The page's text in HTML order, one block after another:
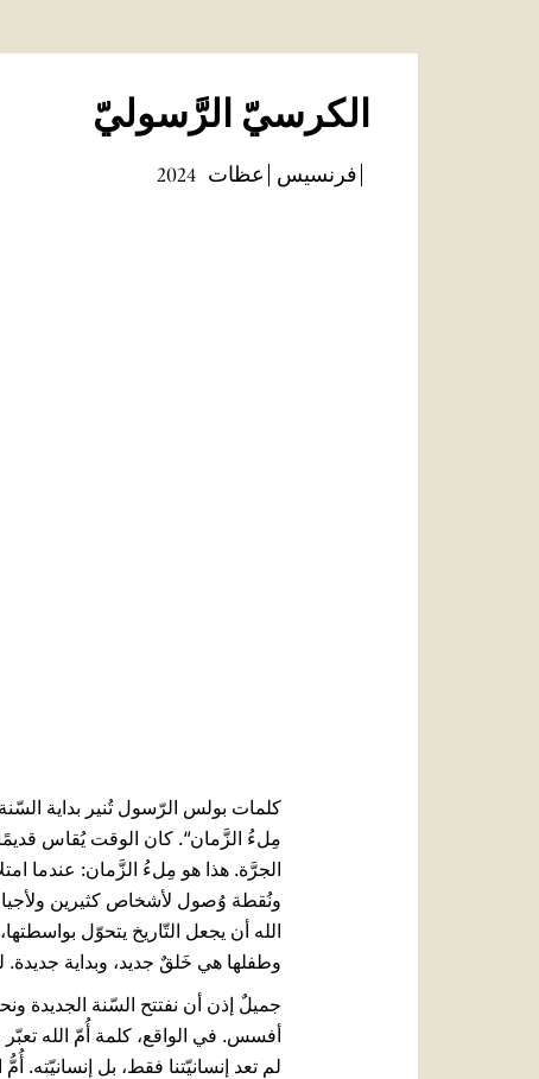
الكرسيّ الرَّسوليّ
فرنسيس عظات 2024
مِلءُ الزَّمان“. كان الوقت يُقاس قديمًا
الجرَّة. هذا هو مِلءُ الزَّمان: عندما
ونُقطة وُصول لأشخاص كثيرين
الله أن يجعل التّاريخ يتحوّل
وطفلها هي خَلقٌ جديد، وبداية جديدة.
جميلٌ إذن أن نفتتح السّنة الجديدة
أفسس. في الواقع، كلمة أُمّ الله تعبّر
لم تعد إنسانيّتنا فقط، بل إنسانيّته.